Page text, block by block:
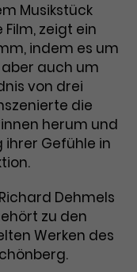
Analytics
einmal
Analytics
gesetzt ist,
um
mit
und
Musikstück
zeigt ein
indem es um
aber auch um
von drei
die
herum und
Gefühle in
Dehmels
zu den
Werken des